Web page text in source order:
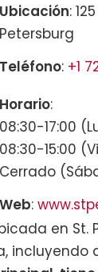
Ubicación:
Petersburg
Teléfono: +1
Horario:
08:30-17:00
08:30-15:00
Cerrado
Web:
en St.
incluyendo